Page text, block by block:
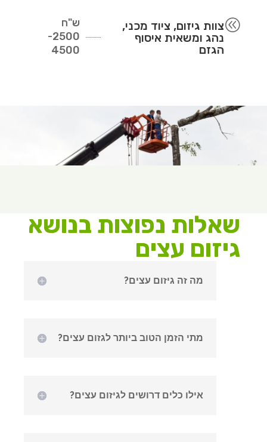
@צוות גיזום, ציוד מכני,
נהג ומשאית איסוף
הגזם
ש"ח
2500-
4500
שאלות נפוצות בנושא
גיזום עצים
מה זה גיזום עצים?
מתי הזמן הטוב ביותר לגזום עצים?
אילו כלים דרושים לגיזום עצים?